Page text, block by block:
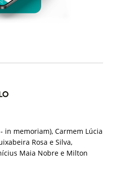
in memoriam), Carmem Lúcia
Rosa e Silva,
Maia Nobre e Milton